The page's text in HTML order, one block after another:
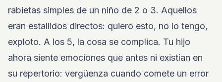
rabietas simples de un niño de 2 o 3. Aquellos
eran estallidos directos: quiero esto, no lo tengo,
exploto. A los 5, la cosa se complica. Tu hijo
ahora siente emociones que antes ni existían en
su repertorio: vergüenza cuando comete un error